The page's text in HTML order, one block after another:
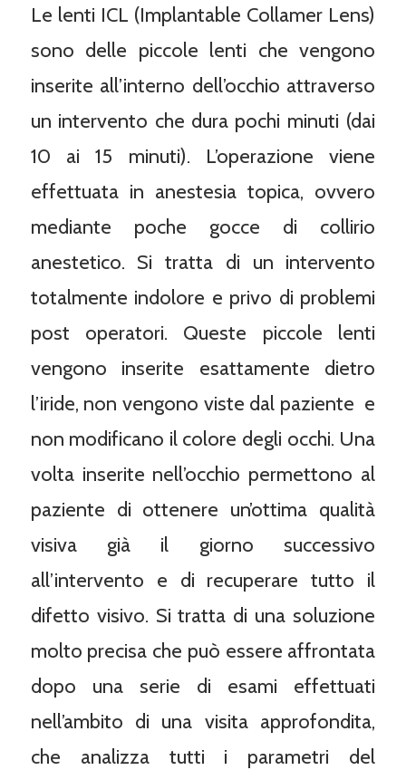
Le lenti ICL (Implantable Collamer Lens)
sono delle piccole lenti che vengono
inserite all’interno dell’occhio attraverso
un intervento che dura pochi minuti (dai
10 ai 15 minuti). L’operazione viene
effettuata in anestesia topica, ovvero
mediante poche gocce di collirio
anestetico. Si tratta di un intervento
totalmente indolore e privo di problemi
post operatori. Queste piccole lenti
vengono inserite esattamente dietro
l’iride, non vengono viste dal paziente e
non modificano il colore degli occhi. Una
volta inserite nell’occhio permettono al
paziente di ottenere un’ottima qualità
visiva già il giorno successivo
all’intervento e di recuperare tutto il
difetto visivo. Si tratta di una soluzione
molto precisa che può essere affrontata
dopo una serie di esami effettuati
nell’ambito di una visita approfondita,
che analizza tutti i parametri del